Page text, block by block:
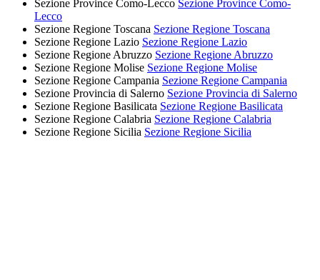
Sezione Province Como-Lecco Sezione Province Como-
Lecco
Sezione Regione Toscana Sezione Regione Toscana
Sezione Regione Lazio Sezione Regione Lazio
Sezione Regione Abruzzo Sezione Regione Abruzzo
Sezione Regione Molise Sezione Regione Molise
Sezione Regione Campania Sezione Regione Campania
Sezione Provincia di Salerno Sezione Provincia di Salerno
Sezione Regione Basilicata Sezione Regione Basilicata
Sezione Regione Calabria Sezione Regione Calabria
Sezione Regione Sicilia Sezione Regione Sicilia